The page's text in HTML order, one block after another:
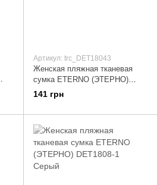
Артикул: trc_DET18043
Женская пляжная тканевая
сумка ETERNO (ЭТЕРНО)
DET1804-3 Бежевый
141 грн